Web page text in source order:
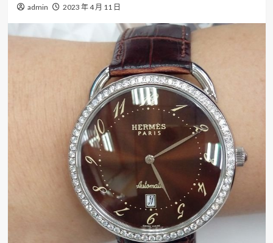
admin 2023 年 4 月 11 日